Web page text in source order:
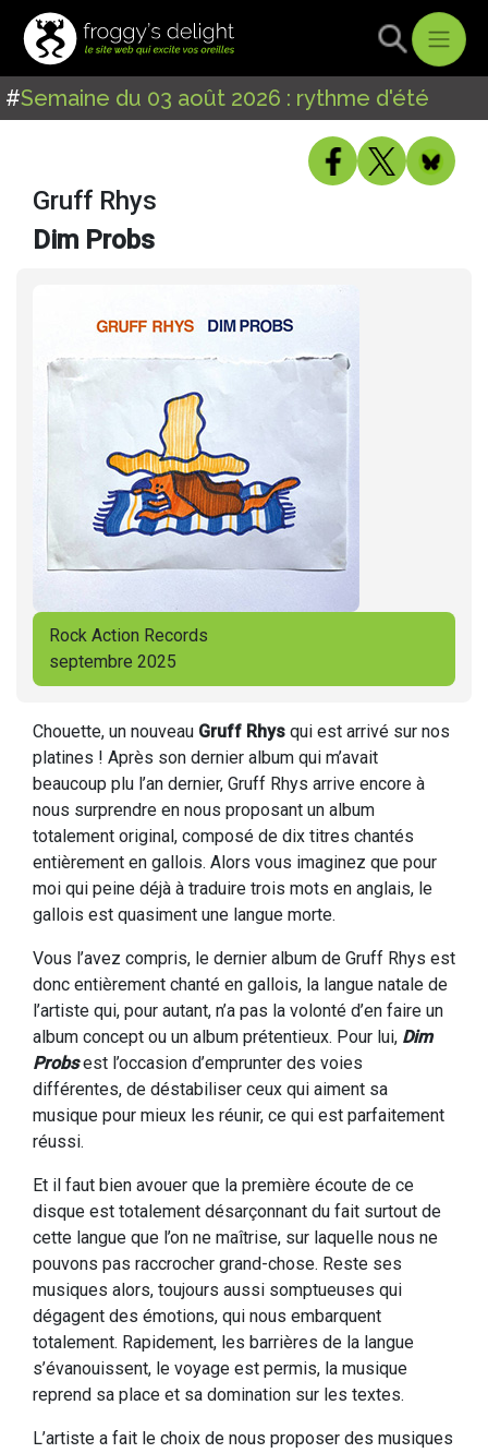
#Semaine du 03 août 2026 : rythme d'été
Gruff Rhys
Dim Probs
Rock Action Records
septembre 2025
Chouette, un nouveau Gruff Rhys qui est arrivé sur nos
platines ! Après son dernier album qui m’avait
beaucoup plu l’an dernier, Gruff Rhys arrive encore à
nous surprendre en nous proposant un album
totalement original, composé de dix titres chantés
entièrement en gallois. Alors vous imaginez que pour
moi qui peine déjà à traduire trois mots en anglais, le
gallois est quasiment une langue morte.
Vous l’avez compris, le dernier album de Gruff Rhys est
donc entièrement chanté en gallois, la langue natale de
l’artiste qui, pour autant, n’a pas la volonté d’en faire un
album concept ou un album prétentieux. Pour lui, Dim
Probsest l’occasion d’emprunter des voies
différentes, de déstabiliser ceux qui aiment sa
musique pour mieux les réunir, ce qui est parfaitement
réussi.
Et il faut bien avouer que la première écoute de ce
disque est totalement désarçonnant du fait surtout de
cette langue que l’on ne maîtrise, sur laquelle nous ne
pouvons pas raccrocher grand-chose. Reste ses
musiques alors, toujours aussi somptueuses qui
dégagent des émotions, qui nous embarquent
totalement. Rapidement, les barrières de la langue
s’évanouissent, le voyage est permis, la musique
reprend sa place et sa domination sur les textes.
L’artiste a fait le choix de nous proposer des musiques